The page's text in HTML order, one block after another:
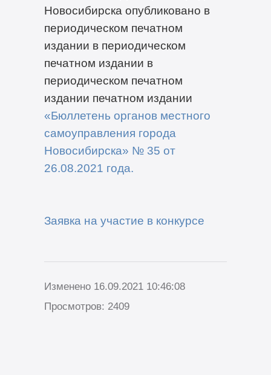
Новосибирска опубликовано в
периодическом печатном
издании в периодическом
печатном издании в
периодическом печатном
издании печатном издании
«Бюллетень органов местного
самоуправления города
Новосибирска» № 35 от
26.08.2021 года.
Заявка на участие в конкурсе
Изменено 16.09.2021 10:46:08
Просмотров: 2409